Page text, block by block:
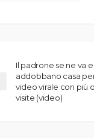
Il padrone se ne va
addobbano casa
video virale con più
visite (video)